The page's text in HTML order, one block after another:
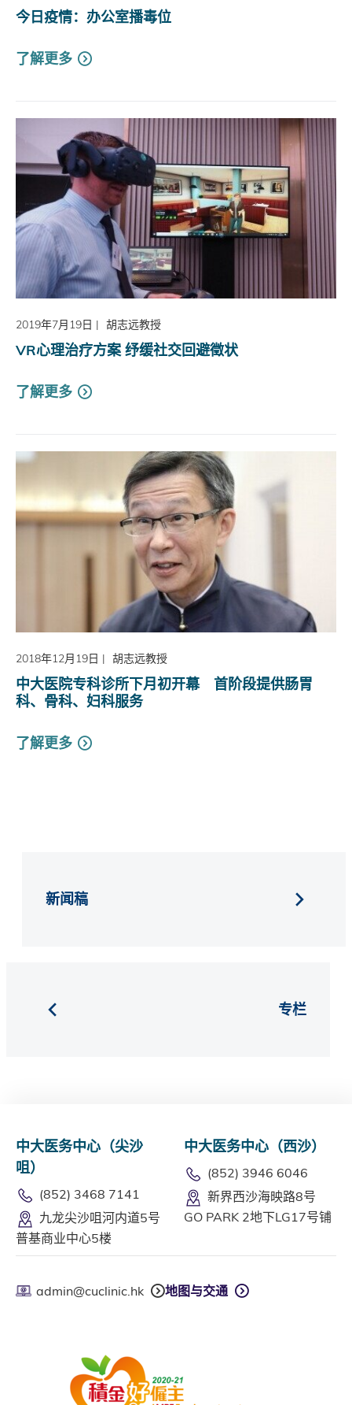
今日疫情：办公室播毒位
了解更多
2019年7月19日 | 胡志远教授
VR心理治疗方案 纾缓社交回避徵状
了解更多
2018年12月19日 | 胡志远教授
中大医院专科诊所下月初开幕 首阶段提供肠胃
科、骨科、妇科服务
了解更多
专栏
新闻稿
中大医务中心（尖沙
咀）
(852) 3468 7141
九龙尖沙咀河内道5号
普基商业中心5楼
中大医务中心（西沙）
(852) 3946 6046
新界西沙海映路8号
GO PARK 2地下LG17号铺
admin@cuclinic.hk 地图与交通